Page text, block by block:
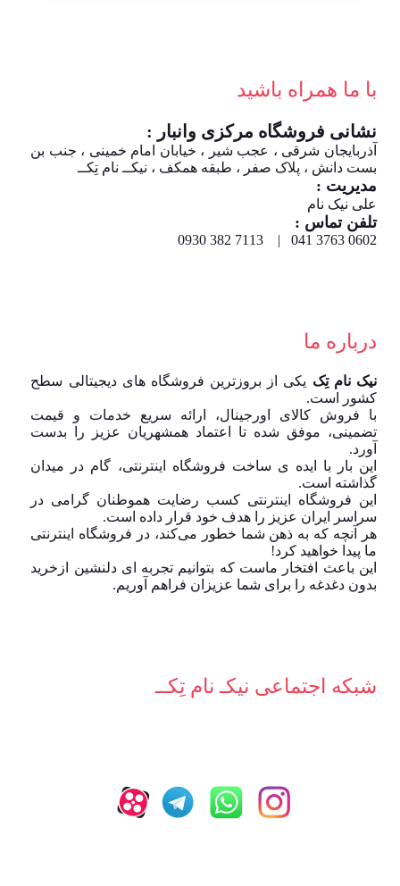
با ما همراه باشید
نشانی فروشگاه مرکزی وانبار :
آذربایجان شرقی ، عجب شیر ، خیابان امام خمینی ، جنب بن
بست دانش ، پلاک صفر ، طبقه همکف ، نیکــ نام تِکــ
مدیریت :
علی نیک نام
تلفن تماس :
0602 3763 041 | 7113 382 0930
درباره ما
نیک نام تِک یکی از بروزترین فروشگاه های دیجیتالی سطح
کشور است.
با فروش کالای اورجینال، ارائه سریع خدمات و قیمت
تضمینی، موفق شده تا اعتماد همشهریان عزیز را بدست
آورد.
این بار با ایده ی ساخت فروشگاه اینترنتی، گام در میدان
گذاشته است.
این فروشگاه اینترنتی کسب رضایت هموطنان گرامی در
سراسر ایران عزیز را هدف خود قرار داده است.
هر آنچه که به ذهن شما خطور می‌کند، در فروشگاه اینترنتی
ما پیدا خواهید کرد!
این باعث افتخار ماست که بتوانیم تجربه ای دلنشین ازخرید
بدون دغدغه را برای شما عزیزان فراهم آوریم.
شبکه‌ اجتماعی نیکـ نام تِکــ